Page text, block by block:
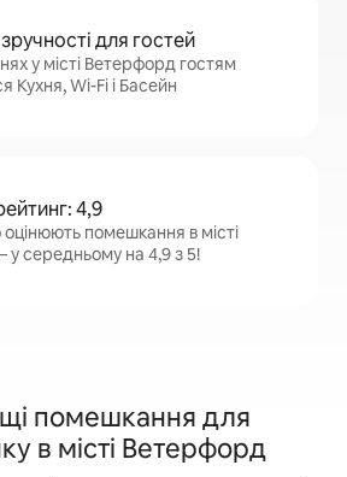
для гостей
у місті Ветерфорд гостям
Кухня, Wi-Fi і Басейн
4,9
оцінюють помешкання в місті
у середньому на 4,9 з 5!
помешкання для
в місті Ветерфорд